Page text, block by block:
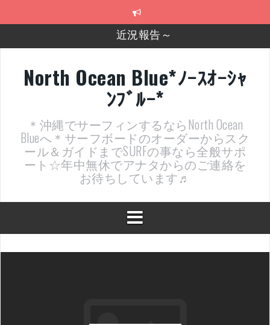
近況報告～
2026年明けました〜
近況報告ww
ヤッチマッターーーー！！！
支部長就任報告と支部予選・検定開催決定！
North Ocean Blue*ﾉｰｽｵｰｼｬ
ﾝﾌﾞﾙｰ*
＊沖縄でサーフィンするならNorth Ocean
Blueへ＊サーフボードのオーダーからスク
ール＆ガイドまでSURFの事なら全般サポ
ート☆年中無休でアナタからのご連絡を
お待ちしています♬